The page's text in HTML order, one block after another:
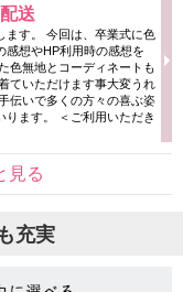
送
ます。 今回は、卒業式に色
感想やHP利用時の感想を
色無地とコーディネートも
ていただけます事大変うれ
伝いで多くの方々の喜ぶ姿
ります。 ＜ご利用いただき
見る
充実